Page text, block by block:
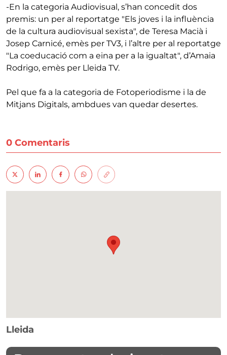
-En la categoria Audiovisual, s’han concedit dos
premis: un per al reportatge "Els joves i la influència
de la cultura audiovisual sexista", de Teresa Macià i
Josep Carnicé, emès per TV3, i l’altre per al reportatge
"La coeducació com a eina per a la igualtat", d’Amaia
Rodrigo, emès per Lleida TV.
Pel que fa a la categoria de Fotoperiodisme i la de
Mitjans Digitals, ambdues van quedar desertes.
0 Comentaris
Lleida